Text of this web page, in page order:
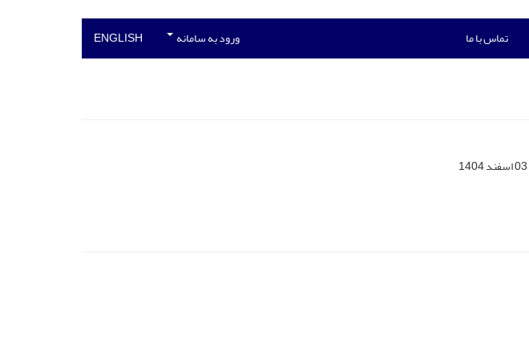
تماس با ما ورود به سامانه ENGLISH
03 اسفند 1404